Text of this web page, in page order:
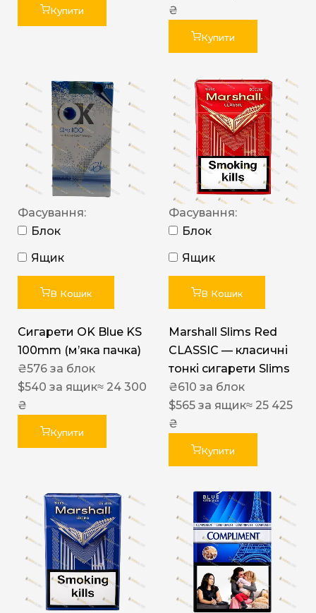
Купити
₴
Купити
Фасування:
Блок
Ящик
В Кошик
Сигарети OK Blue KS
100mm (м’яка пачка)
₴576 за блок
$540 за ящик≈ 24 300
₴
Купити
Фасування:
Блок
Ящик
В Кошик
Marshall Slims Red
CLASSIC — класичні
тонкі сигарети Slims
₴610 за блок
$565 за ящик≈ 25 425
₴
Купити